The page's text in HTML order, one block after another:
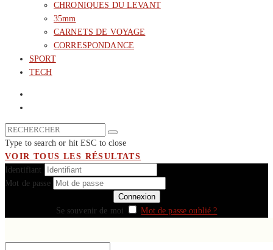
CHRONIQUES DU LEVANT
35mm
CARNETS DE VOYAGE
CORRESPONDANCE
SPORT
TECH
Type to search or hit ESC to close
VOIR TOUS LES RÉSULTATS
Identifiant
Mot de passe
Se souvenir de moi Mot de passe oublié ?